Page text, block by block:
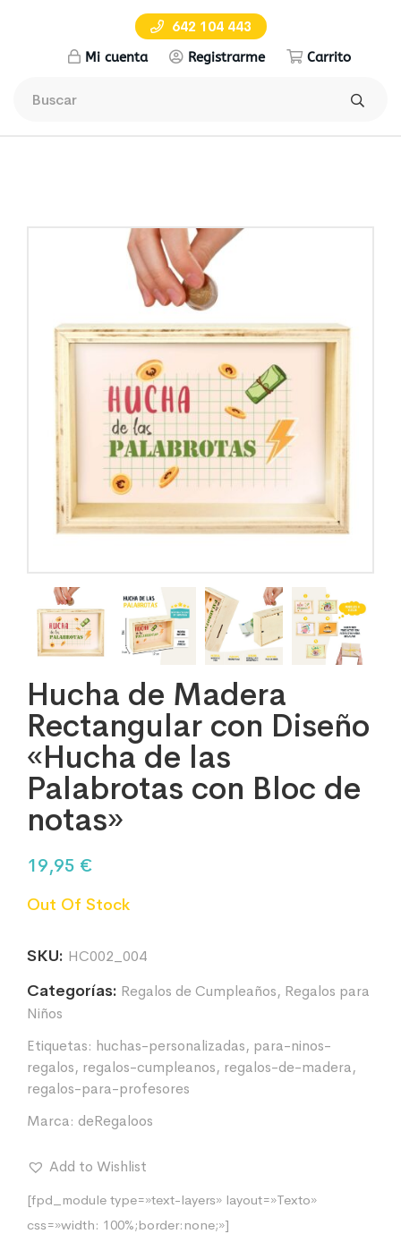
642 104 443
Mi cuenta Registrarme Carrito
Hucha de Madera
Rectangular con Diseño
«Hucha de las
Palabrotas con Bloc de
notas»
19,95 €
Out Of Stock
SKU: HC002_004
Categorías: Regalos de Cumpleaños, Regalos para
Niños
Etiquetas: huchas-personalizadas, para-ninos-
regalos, regalos-cumpleanos, regalos-de-madera,
regalos-para-profesores
Marca: deRegaloos
Add to Wishlist
[fpd_module type=»text-layers» layout=»Texto»
css=»width: 100%;border:none;»]